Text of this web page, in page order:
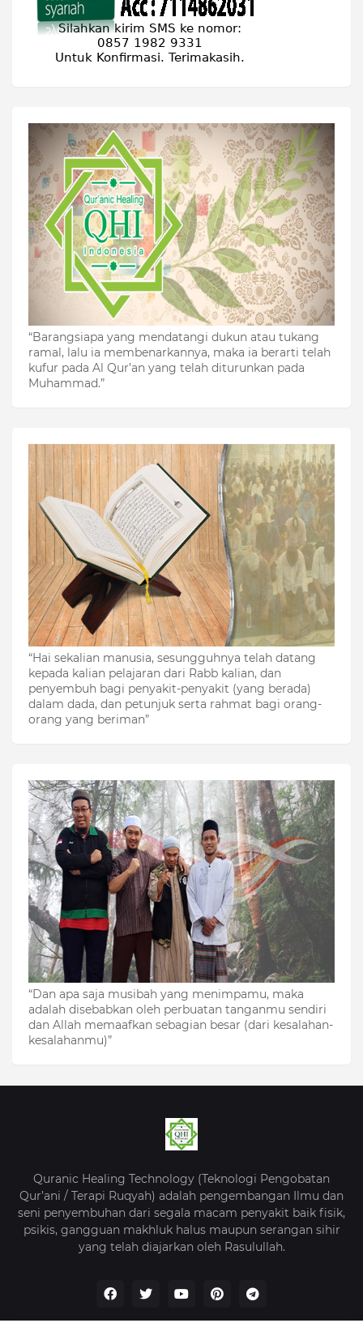
“Barangsiapa yang mendatangi dukun atau tukang
ramal, lalu ia membenarkannya, maka ia berarti telah
kufur pada Al Qur’an yang telah diturunkan pada
Muhammad.”
“Hai sekalian manusia, sesungguhnya telah datang
kepada kalian pelajaran dari Rabb kalian, dan
penyembuh bagi penyakit-penyakit (yang berada)
dalam dada, dan petunjuk serta rahmat bagi orang-
orang yang beriman”
“Dan apa saja musibah yang menimpamu, maka
adalah disebabkan oleh perbuatan tanganmu sendiri
dan Allah memaafkan sebagian besar (dari kesalahan-
kesalahanmu)”
Quranic Healing Technology (Teknologi Pengobatan
Qur’ani / Terapi Ruqyah) adalah pengembangan Ilmu dan
seni penyembuhan dari segala macam penyakit baik fisik,
psikis, gangguan makhluk halus maupun serangan sihir
yang telah diajarkan oleh Rasulullah.